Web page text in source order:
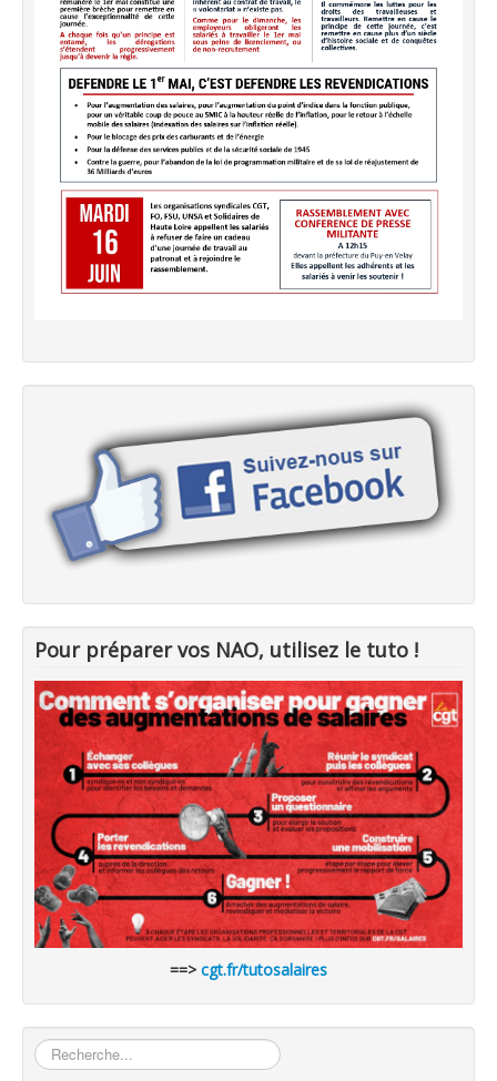
Pour préparer vos NAO, utilisez le tuto !
==> cgt.fr/tutosalaires
Rechercher